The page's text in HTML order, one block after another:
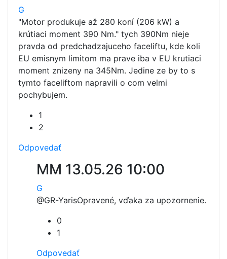
G
"Motor produkuje až 280 koní (206 kW) a
krútiaci moment 390 Nm." tych 390Nm nieje
pravda od predchadzajuceho faceliftu, kde koli
EU emisnym limitom ma prave iba v EU krutiaci
moment znizeny na 345Nm. Jedine ze by to s
tymto faceliftom napravili o com velmi
pochybujem.
1
2
Odpovedať
MM 13.05.26 10:00
G
@GR-YarisOpravené, vďaka za upozornenie.
0
1
Odpovedať